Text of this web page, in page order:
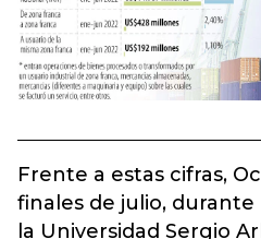
Frente a estas cifras,
finales de julio,
la Universidad Sergio